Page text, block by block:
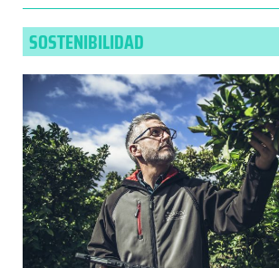
SOSTENIBILIDAD